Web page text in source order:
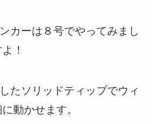
カーは８号でやってみまし
！
たソリッドティップでウィ
動かせます。